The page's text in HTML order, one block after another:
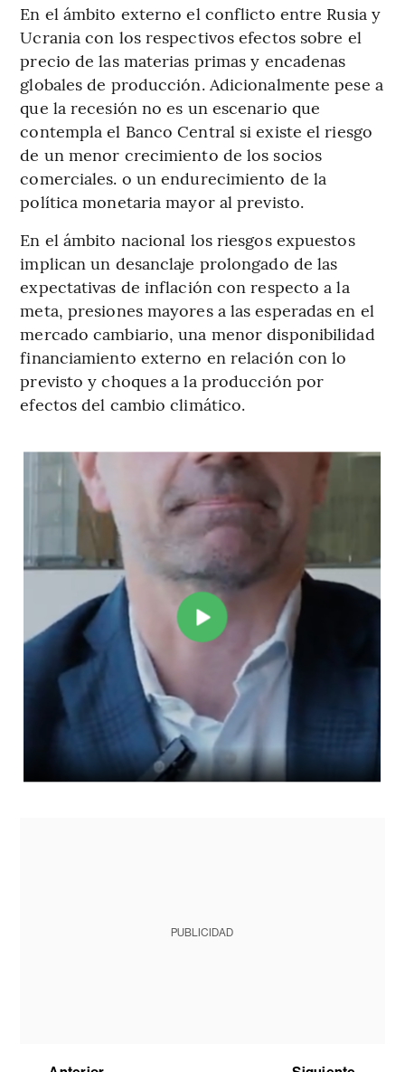
En el ámbito externo el conflicto entre Rusia y
Ucrania con los respectivos efectos sobre el
precio de las materias primas y encadenas
globales de producción. Adicionalmente pese a
que la recesión no es un escenario que
contempla el Banco Central si existe el riesgo
de un menor crecimiento de los socios
comerciales. o un endurecimiento de la
política monetaria mayor al previsto.
En el ámbito nacional los riesgos expuestos
implican un desanclaje prolongado de las
expectativas de inflación con respecto a la
meta, presiones mayores a las esperadas en el
mercado cambiario, una menor disponibilidad
financiamiento externo en relación con lo
previsto y choques a la producción por
efectos del cambio climático.
PUBLICIDAD